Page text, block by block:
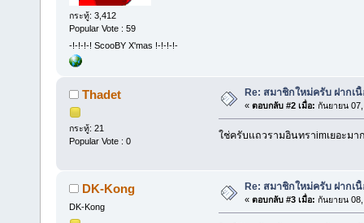
กระทู้: 3,412
Popular Vote : 59
-!-!-!-! ScooBY X'mas !-!-!-!-
Thadet
กระทู้: 21
Popular Vote : 0
Re: สมาชิกใหม่ครับ ฝากเ
« ตอบกลับ #2 เมื่อ: กันยายน
ใช่ครับแถวรามอินทราimเยอะมา
DK-Kong
DK-Kong
Re: สมาชิกใหม่ครับ ฝากเ
« ตอบกลับ #3 เมื่อ: กันยายน